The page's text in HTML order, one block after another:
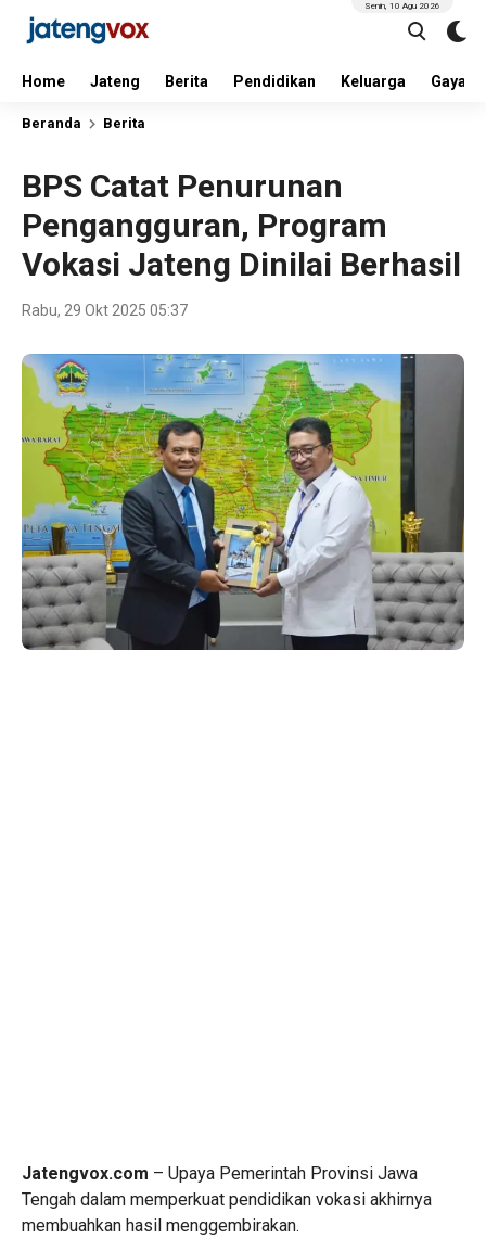
Home Jateng Berita Pendidikan Keluarga Gaya
Senin, 10 Agu 2026
Beranda Berita
BPS Catat Penurunan
Pengangguran, Program
Vokasi Jateng Dinilai Berhasil
Rabu, 29 Okt 2025 05:37
Jatengvox.com – Upaya Pemerintah Provinsi Jawa
Tengah dalam memperkuat pendidikan vokasi akhirnya
membuahkan hasil menggembirakan.